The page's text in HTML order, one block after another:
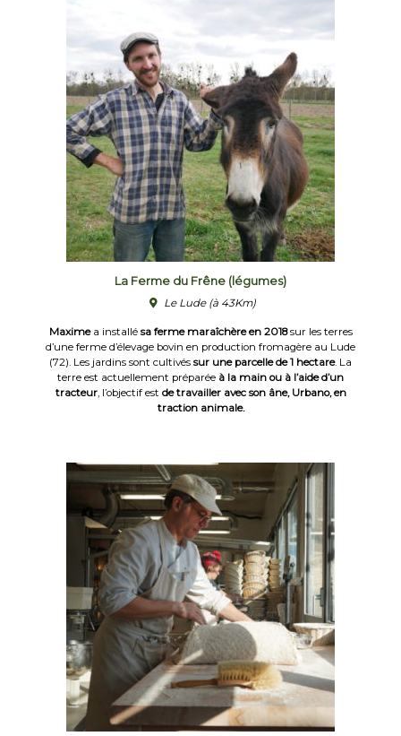
La Ferme du Frêne (légumes)
Le Lude(à 43Km)
Maximea installé sa ferme maraîchère en 2018sur les terres
d’une ferme d’élevage bovin en production fromagère au Lude
(72). Les jardins sont cultivés sur une parcelle de 1 hectare. La
terre est actuellement préparée à la main ou à l’aide d’un
tracteur, l’objectif est de travailler avec son âne, Urbano, en
traction animale.